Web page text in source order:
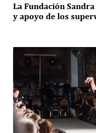
La Fundación
y apoyo de los